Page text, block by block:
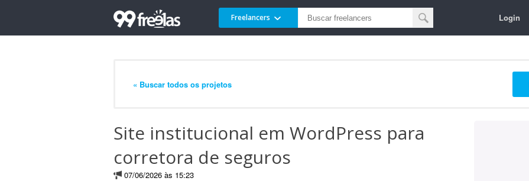
Freelancers Login
« Buscar todos os projetos
Site institucional em WordPress para
corretora de seguros
07/06/2026 às 15:23